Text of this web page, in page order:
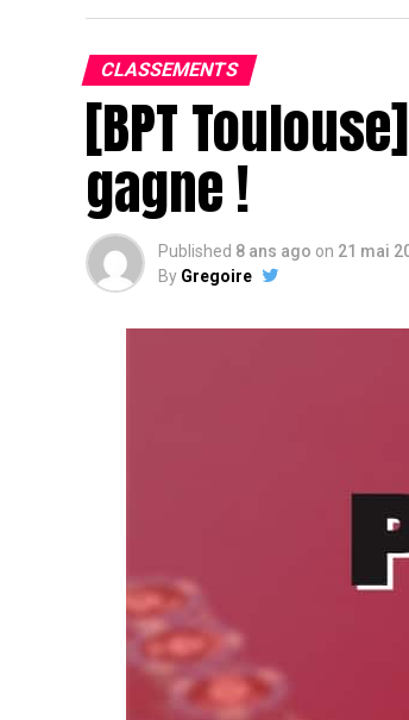
CLASSEMENTS
[BPT
gagne !
Published 8 ans ago on 21 mai
By Gregoire